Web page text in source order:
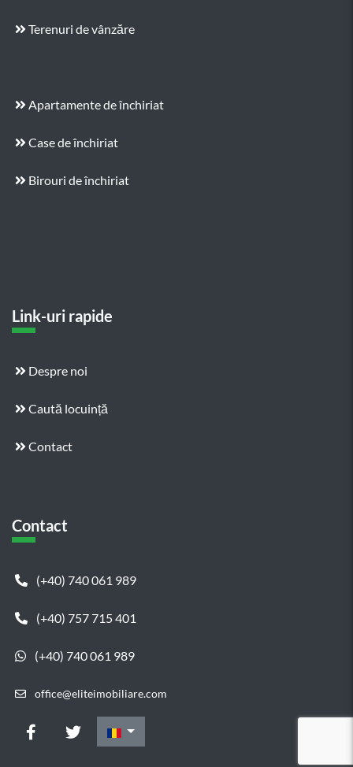
Terenuri de vânzăre
Apartamente de închiriat
Case de închiriat
Birouri de închiriat
Link-uri rapide
Despre noi
Caută locuință
Contact
Contact
(+40) 740 061 989
(+40) 757 715 401
(+40) 740 061 989
office@eliteimobiliare.com